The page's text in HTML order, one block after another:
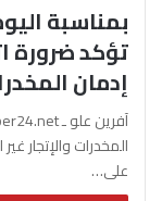
بمناسبة
تؤكد ضرورة
إدمان
المخدرات والإتجار
على…